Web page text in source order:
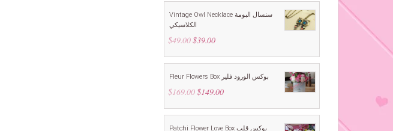
Vintage Owl Necklace سنسال البومة
الكلاسيكي
$49.00 Original
was:
$39.00Current
is:
Fleur Flowers Box بوكس الورود فلير
$169.00 Original
was:
$149.00Current
is:
Patchi Flower Love Box بوكس قلب